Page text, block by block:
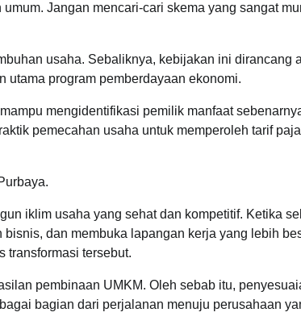
Jangan mencari-cari skema yang sangat
usaha. Sebaliknya, kebijakan ini dirancang
utama program pemberdayaan ekonomi.
mengidentifikasi pemilik manfaat
pemecahan usaha untuk memperoleh tarif
iklim usaha yang sehat dan kompetitif. Ketika
dan membuka lapangan kerja yang lebih
transformasi tersebut.
pembinaan UMKM. Oleh sebab itu,
bagian dari perjalanan menuju perusahaan